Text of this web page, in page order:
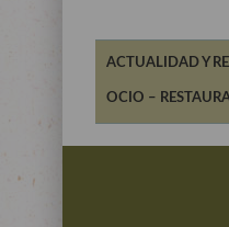
ACTUALIDAD Y
OCIO –